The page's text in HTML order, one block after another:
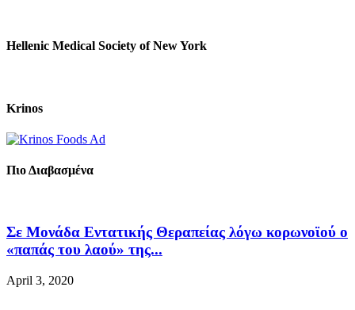
Hellenic Medical Society of New York
Krinos
Πιο Διαβασμένα
Σε Μονάδα Εντατικής Θεραπείας λόγω κορωνοϊού ο
«παπάς του λαού» της...
April 3, 2020